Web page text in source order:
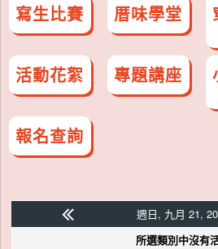
寫生比賽
厝味學堂
活動花絮
專題講座
報名查詢
週日, 九月 21,
所選類別中沒有